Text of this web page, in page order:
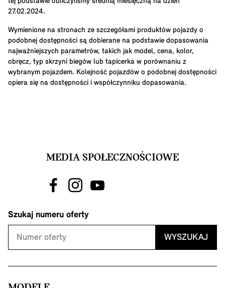
27.02.2024.
Wymienione na stronach ze szczegółami produktów pojazdy o
podobnej dostępności są dobierane na podstawie dopasowania
najważniejszych parametrów, takich jak model, cena, kolor,
obręcz, typ skrzyni biegów lub tapicerka w porównaniu z
wybranym pojazdem. Kolejność pojazdów o podobnej dostępności
opiera się na dostępności i współczynniku dopasowania.
MEDIA SPOŁECZNOŚCIOWE
Szukaj numeru oferty
WYSZUKAJ